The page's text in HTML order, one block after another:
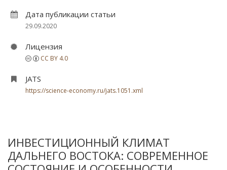
Дата публикации статьи
29.09.2020
Лицензия
CC BY 4.0
JATS
https://science-economy.ru/jats.1051.xml
ИНВЕСТИЦИОННЫЙ КЛИМАТ
ДАЛЬНЕГО ВОСТОКА: СОВРЕМЕННОЕ